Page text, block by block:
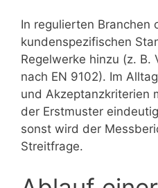
In regulierten Branchen
kundenspezifischen
Regelwerke hinzu (z. B.
nach EN 9102). Im
und Akzeptanzkriterien
der Erstmuster
sonst wird der
Streitfrage.